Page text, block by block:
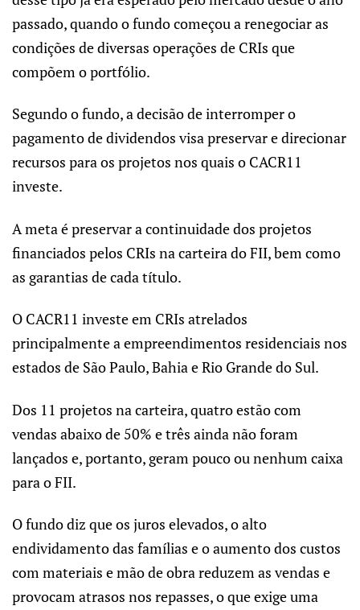
passado, quando o fundo começou a renegociar as
condições de diversas operações de CRIs que
compõem o portfólio.
Segundo o fundo, a decisão de interromper o
pagamento de dividendos visa preservar e direcionar
recursos para os projetos nos quais o CACR11
investe.
A meta é preservar a continuidade dos projetos
financiados pelos CRIs na carteira do FII, bem como
as garantias de cada título.
O CACR11 investe em CRIs atrelados
principalmente a empreendimentos residenciais nos
estados de São Paulo, Bahia e Rio Grande do Sul.
Dos 11 projetos na carteira, quatro estão com
vendas abaixo de 50% e três ainda não foram
lançados e, portanto, geram pouco ou nenhum caixa
para o FII.
O fundo diz que os juros elevados, o alto
endividamento das famílias e o aumento dos custos
com materiais e mão de obra reduzem as vendas e
provocam atrasos nos repasses, o que exige uma